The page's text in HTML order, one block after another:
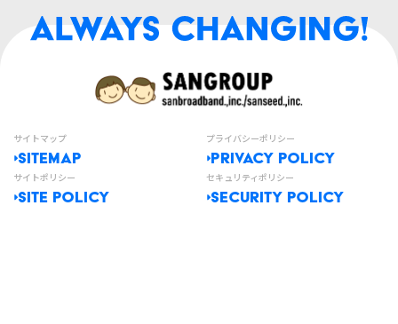
サイトマップ
SITEMAP
プライバシーポリシー
PRIVACY POLICY
サイトポリシー
SITE POLICY
セキュリティポリシー
SECURITY POLICY